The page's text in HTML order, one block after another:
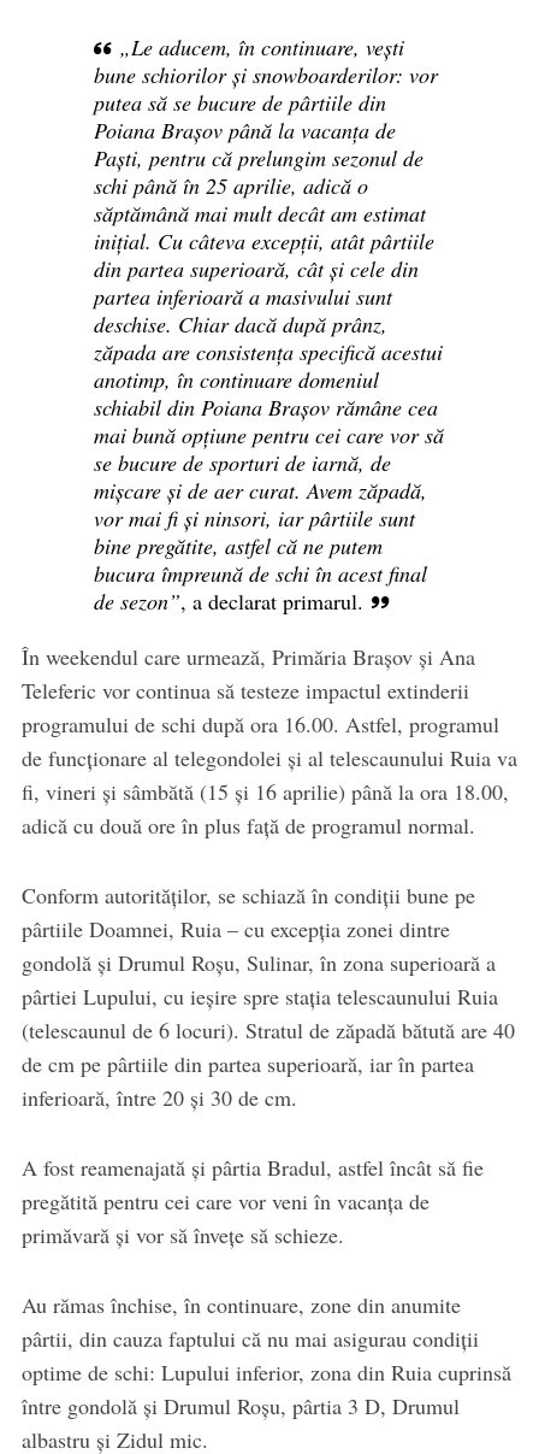
„Le aducem, în continuare, vești
bune schiorilor și snowboarderilor: vor
putea să se bucure de pârtiile din
Poiana Brașov până la vacanța de
Paști, pentru că prelungim sezonul de
schi până în 25 aprilie, adică o
săptămână mai mult decât am estimat
inițial. Cu câteva excepții, atât pârtiile
din partea superioară, cât și cele din
partea inferioară a masivului sunt
deschise. Chiar dacă după prânz,
zăpada are consistența specifică acestui
anotimp, în continuare domeniul
schiabil din Poiana Brașov rămâne cea
mai bună opțiune pentru cei care vor să
se bucure de sporturi de iarnă, de
mișcare și de aer curat. Avem zăpadă,
vor mai fi și ninsori, iar pârtiile sunt
bine pregătite, astfel că ne putem
bucura împreună de schi în acest final
de sezon”, a declarat primarul.
În weekendul care urmează, Primăria Brașov și Ana
Teleferic vor continua să testeze impactul extinderii
programului de schi după ora 16.00. Astfel, programul
de funcționare al telegondolei și al telescaunului Ruia va
fi, vineri și sâmbătă (15 și 16 aprilie) până la ora 18.00,
adică cu două ore în plus față de programul normal.
Conform autorităților, se schiază în condiții bune pe
pârtiile Doamnei, Ruia – cu excepția zonei dintre
gondolă și Drumul Roșu, Sulinar, în zona superioară a
pârtiei Lupului, cu ieșire spre stația telescaunului Ruia
(telescaunul de 6 locuri). Stratul de zăpadă bătută are 40
de cm pe pârtiile din partea superioară, iar în partea
inferioară, între 20 și 30 de cm.
A fost reamenajată și pârtia Bradul, astfel încât să fie
pregătită pentru cei care vor veni în vacanța de
primăvară și vor să învețe să schieze.
Au rămas închise, în continuare, zone din anumite
pârtii, din cauza faptului că nu mai asigurau condiții
optime de schi: Lupului inferior, zona din Ruia cuprinsă
între gondolă și Drumul Roșu, pârtia 3 D, Drumul
albastru și Zidul mic.